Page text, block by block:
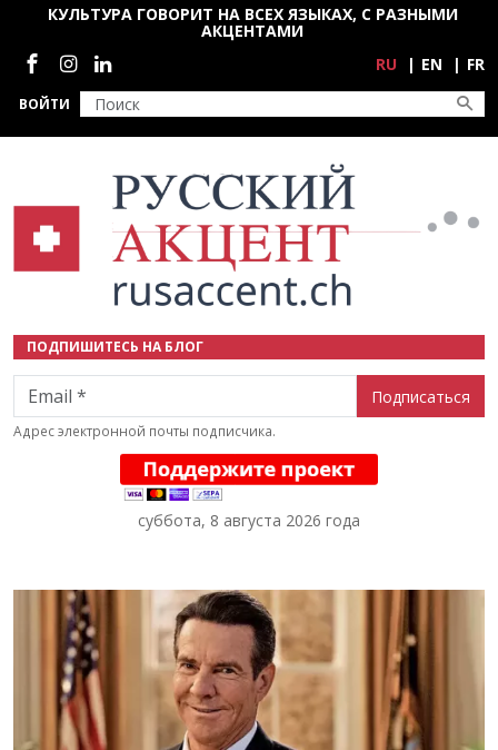
Перейти к основному содержанию
ВОЙТИ
КУЛЬТУРА ГОВОРИТ НА ВСЕХ ЯЗЫКАХ, С РАЗНЫМИ
АКЦЕНТАМИ
Социальные сети
RU EN FR
ПОДПИШИТЕСЬ НА БЛОГ
Email
Адрес электронной почты подписчика.
суббота, 8 августа 2026 года